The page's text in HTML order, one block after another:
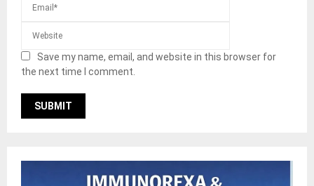
Save my name, email, and website in this browser for
the next time I comment.